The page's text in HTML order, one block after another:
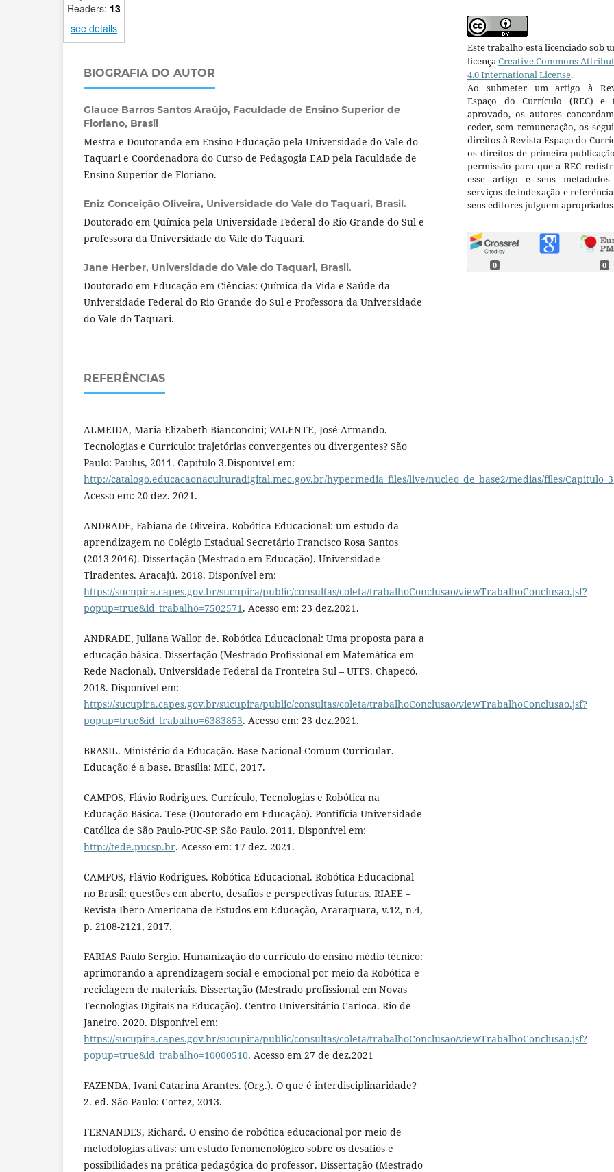
Readers: 13
see details
BIOGRAFIA DO AUTOR
Glauce Barros Santos Araújo, Faculdade de Ensino Superior de
Floriano, Brasil
Mestra e Doutoranda em Ensino Educação pela Universidade do Vale do
Taquari e Coordenadora do Curso de Pedagogia EAD pela Faculdade de
Ensino Superior de Floriano.
Eniz Conceição Oliveira, Universidade do Vale do Taquari, Brasil.
Doutorado em Química pela Universidade Federal do Rio Grande do Sul e
professora da Universidade do Vale do Taquari.
Jane Herber, Universidade do Vale do Taquari, Brasil.
Doutorado em Educação em Ciências: Química da Vida e Saúde da
Universidade Federal do Rio Grande do Sul e Professora da Universidade
do Vale do Taquari.
REFERÊNCIAS
ALMEIDA, Maria Elizabeth Bianconcini; VALENTE, José Armando.
Tecnologias e Currículo: trajetórias convergentes ou divergentes? São
Paulo: Paulus, 2011. Capítulo 3.Disponível em:
http://catalogo.educacaonaculturadigital.mec.gov.br/hypermedia_files/live/nucleo_de_base2/medias/files/
Acesso em: 20 dez. 2021.
ANDRADE, Fabiana de Oliveira. Robótica Educacional: um estudo da
aprendizagem no Colégio Estadual Secretário Francisco Rosa Santos
(2013-2016). Dissertação (Mestrado em Educação). Universidade
Tiradentes. Aracajú. 2018. Disponível em:
https://sucupira.capes.gov.br/sucupira/public/consultas/coleta/trabalhoConclusao/viewTrabalhoConclusao.jsf?
popup=true&id_trabalho=7502571. Acesso em: 23 dez.2021.
ANDRADE, Juliana Wallor de. Robótica Educacional: Uma proposta para a
educação básica. Dissertação (Mestrado Profissional em Matemática em
Rede Nacional). Universidade Federal da Fronteira Sul – UFFS. Chapecó.
2018. Disponível em:
https://sucupira.capes.gov.br/sucupira/public/consultas/coleta/trabalhoConclusao/viewTrabalhoConclusao.jsf?
popup=true&id_trabalho=6383853. Acesso em: 23 dez.2021.
BRASIL. Ministério da Educação. Base Nacional Comum Curricular.
Educação é a base. Brasília: MEC, 2017.
CAMPOS, Flávio Rodrigues. Currículo, Tecnologias e Robótica na
Educação Básica. Tese (Doutorado em Educação). Pontifícia Universidade
Católica de São Paulo-PUC-SP. São Paulo. 2011. Disponível em:
http://tede.pucsp.br. Acesso em: 17 dez. 2021.
CAMPOS, Flávio Rodrigues. Robótica Educacional. Robótica Educacional
no Brasil: questões em aberto, desafios e perspectivas futuras. RIAEE –
Revista Ibero-Americana de Estudos em Educação, Araraquara, v.12, n.4,
p. 2108-2121, 2017.
FARIAS Paulo Sergio. Humanização do currículo do ensino médio técnico:
aprimorando a aprendizagem social e emocional por meio da Robótica e
reciclagem de materiais. Dissertação (Mestrado profissional em Novas
Tecnologias Digitais na Educação). Centro Universitário Carioca. Rio de
Janeiro. 2020. Disponível em:
https://sucupira.capes.gov.br/sucupira/public/consultas/coleta/trabalhoConclusao/viewTrabalhoConclusao.jsf?
popup=true&id_trabalho=10000510. Acesso em 27 de dez.2021
FAZENDA, Ivani Catarina Arantes. (Org.). O que é interdisciplinaridade?
2. ed. São Paulo: Cortez, 2013.
FERNANDES, Richard. O ensino de robótica educacional por meio de
metodologias ativas: um estudo fenomenológico sobre os desafios e
possibilidades na prática pedagógica do professor. Dissertação (Mestrado
Este trabalho está licenciado sob
licençaCreative Commons
4.0 International License.
Ao submeter um artigo à
Espaço do Currículo (REC) e
aprovado, os autores
ceder, sem remuneração, os
direitos à Revista Espaço do
os direitos de primeira
permissão para que a REC
esse artigo e seus metadados
serviços de indexação e
seus editores julguem
0 0